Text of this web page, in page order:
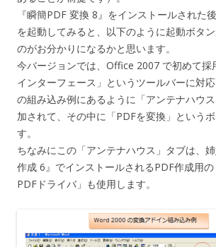
『瞬簡PDF 変換 8』をインストールされた
を起動してみると、以下のように起動ボタ
のがお分かりになるかと思います。
今バージョンでは、Office 2007 で初めて採
インターフェース」というツールバーに対
の組み込み例にあるように「アンテナハウ
加されて、その中に「PDFを変換」という
す。
ちなみにこの「アンテナハウス」タブは、
作成 6』でインストールされるPDF作成用
PDFドライバ」も使用します。